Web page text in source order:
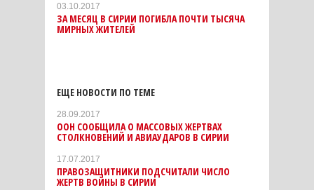
03.10.2017
ЗА МЕСЯЦ В СИРИИ ПОГИБЛА ПОЧТИ ТЫСЯЧА
МИРНЫХ ЖИТЕЛЕЙ
ЕЩЕ НОВОСТИ ПО ТЕМЕ
28.09.2017
ООН СООБЩИЛА О МАССОВЫХ ЖЕРТВАХ
СТОЛКНОВЕНИЙ И АВИАУДАРОВ В СИРИИ
17.07.2017
ПРАВОЗАЩИТНИКИ ПОДСЧИТАЛИ ЧИСЛО
ЖЕРТВ ВОЙНЫ В СИРИИ